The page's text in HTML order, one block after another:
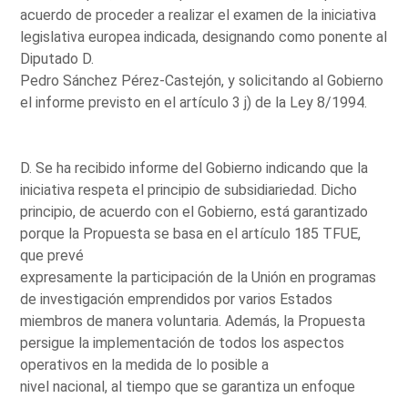
acuerdo de proceder a realizar el examen de la iniciativa
legislativa europea indicada, designando como ponente al
Diputado D.
Pedro Sánchez Pérez-Castejón, y solicitando al Gobierno
el informe previsto en el artículo 3 j) de la Ley 8/1994.
D. Se ha recibido informe del Gobierno indicando que la
iniciativa respeta el principio de subsidiariedad. Dicho
principio, de acuerdo con el Gobierno, está garantizado
porque la Propuesta se basa en el artículo 185 TFUE,
que prevé
expresamente la participación de la Unión en programas
de investigación emprendidos por varios Estados
miembros de manera voluntaria. Además, la Propuesta
persigue la implementación de todos los aspectos
operativos en la medida de lo posible a
nivel nacional, al tiempo que se garantiza un enfoque